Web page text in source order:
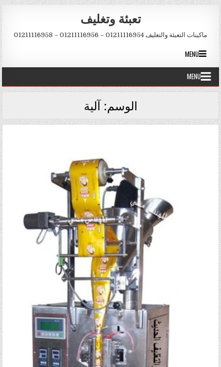
Skip to content
تعبئة وتغليف
ماكينات التعبئة والتغليف 01211116954 – 01211116956 – 01211116958
MENU
MENU
الوسم:آلية